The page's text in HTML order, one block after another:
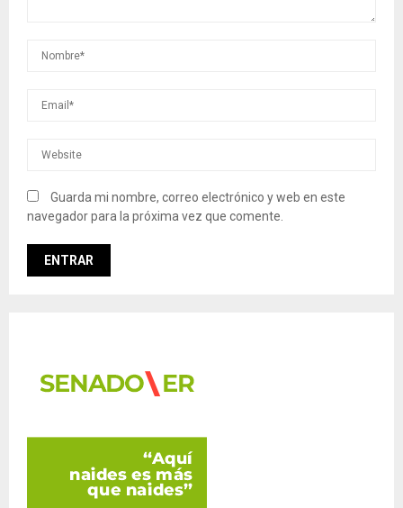
Guarda mi nombre, correo electrónico y web en este
navegador para la próxima vez que comente.